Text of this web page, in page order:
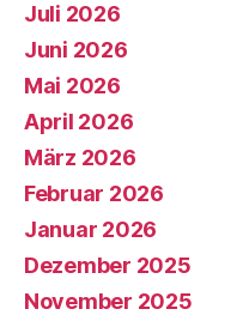
Juli 2026
Juni 2026
Mai 2026
April 2026
März 2026
Februar 2026
Januar 2026
Dezember 2025
November 2025